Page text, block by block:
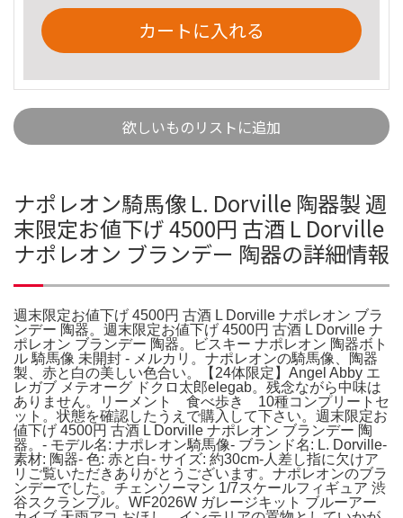
カートに入れる
欲しいものリストに追加
ナポレオン騎馬像 L. Dorville 陶器製 週
末限定お値下げ 4500円 古酒 L Dorville
ナポレオン ブランデー 陶器の詳細情報
週末限定お値下げ 4500円 古酒 L Dorville ナポレオン ブラ
ンデー 陶器。週末限定お値下げ 4500円 古酒 L Dorville ナ
ポレオン ブランデー 陶器。ビスキー ナポレオン 陶器ボト
ル 騎馬像 未開封 - メルカリ。ナポレオンの騎馬像、陶器
製、赤と白の美しい色合い。【24体限定】Angel Abby エ
レガブ メテオーグ ドクロ太郎elegab。残念ながら中味は
ありません。リーメント 食べ歩き 10種コンプリートセ
ット。状態を確認したうえで購入して下さい。週末限定お
値下げ 4500円 古酒 L Dorville ナポレオン ブランデー 陶
器。- モデル名: ナポレオン騎馬像- ブランド名: L. Dorville-
素材: 陶器- 色: 赤と白- サイズ: 約30cm-人差し指に欠けア
リご覧いただきありがとうございます。ナポレオンのブラ
ンデーでした。チェンソーマン 1/7スケールフィギュア 渋
谷スクランブル。WF2026W ガレージキット ブルーアー